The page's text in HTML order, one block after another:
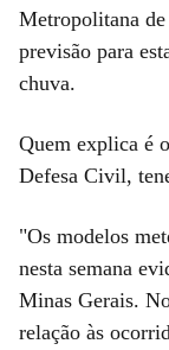
Metropolitana
previsão para
chuva.
Quem explica é
Defesa Civil,
"Os modelos
nesta semana
Minas Gerais.
relação às